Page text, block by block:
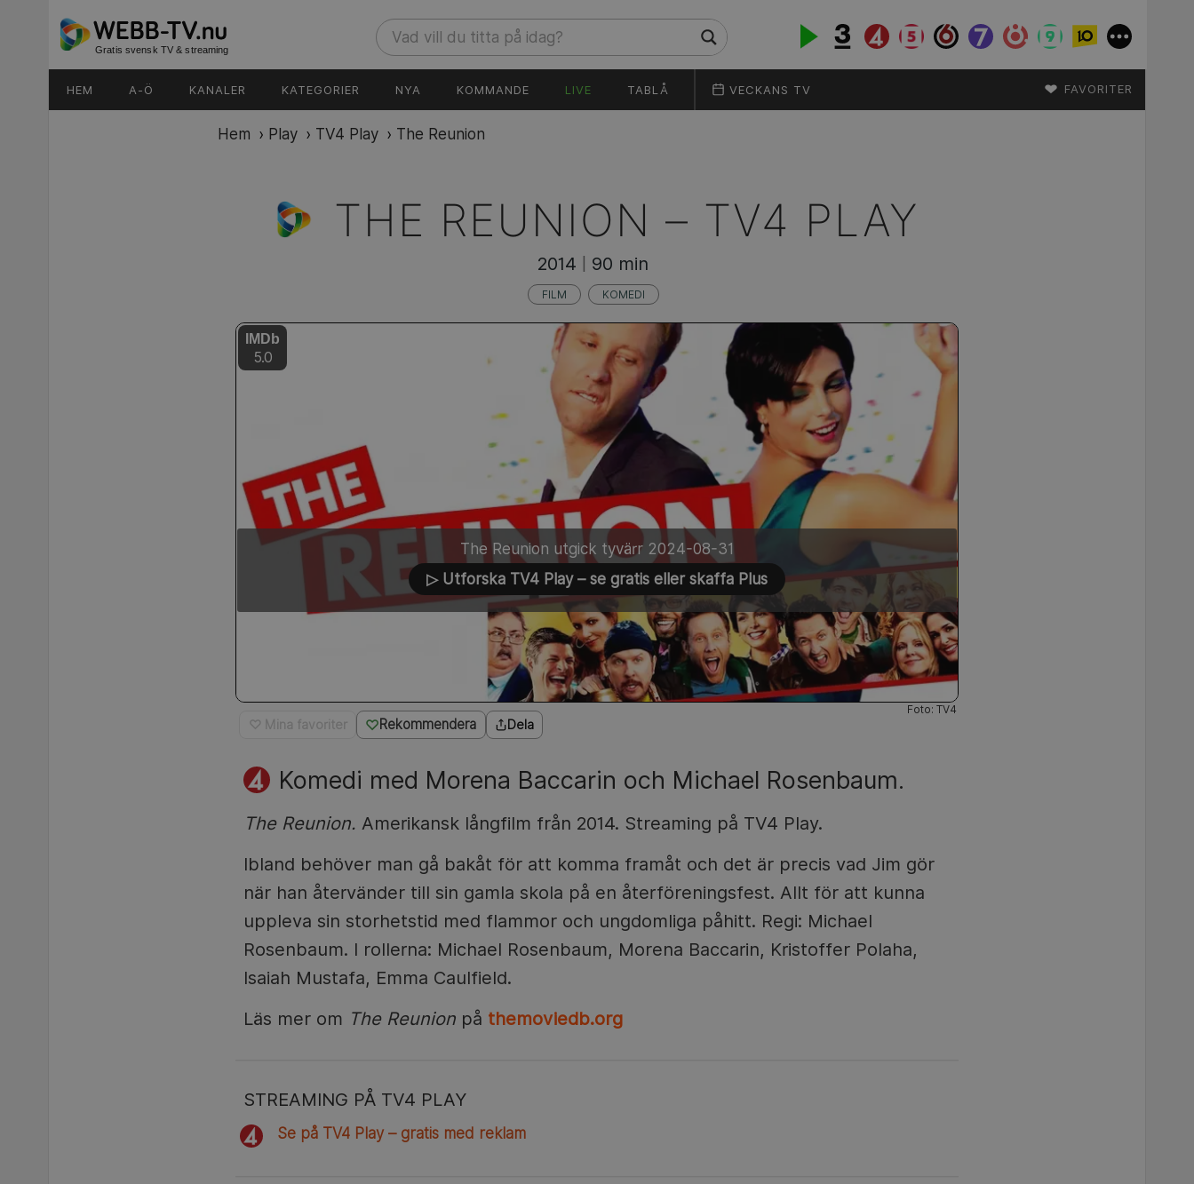
Gratis svensk TV & streaming
HEM A-Ö KANALER KATEGORIER NYA KOMMANDE LIVE TABLÅ VECKANS TV ♥ FAVORITER
Hem › Play › TV4 Play › The Reunion
THE REUNION – TV4 PLAY
♡ Mina favoriter Rekommendera Dela
Komedi med Morena Baccarin och Michael Rosenbaum.
The Reunion. Amerikansk långfilm från 2014. Streaming på TV4 Play.
Ibland behöver man gå bakåt för att komma framåt och det är precis vad Jim gör
när han återvänder till sin gamla skola på en återföreningsfest. Allt för att kunna
uppleva sin storhetstid med flammor och ungdomliga påhitt. Regi: Michael
Rosenbaum. I rollerna: Michael Rosenbaum, Morena Baccarin, Kristoffer Polaha,
Isaiah Mustafa, Emma Caulfield.
Läs mer om The Reunionpå themoviedb.org
Foto: TV4
The Reunion utgick tyvärr 2024-08-31
▷ Utforska TV4 Play – se gratis eller skaffa Plus
STREAMING PÅ TV4 PLAY
Se på TV4 Play – gratis med reklam
2014 90 min
FILM KOMEDI
IMDb
5.0